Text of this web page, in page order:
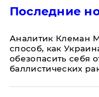
Последние
Аналитик Клеман
способ, как
обезопасить себя
баллистических